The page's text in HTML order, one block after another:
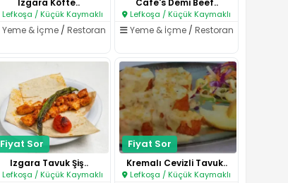
Izgara Köfte..
Lefkoşa / Küçük Kaymaklı
Yeme & İçme/ Restoran
Cafe's Demi Beef..
Lefkoşa / Küçük Kaymaklı
Yeme & İçme/ Restoran
Fiyat Sor
Izgara Tavuk Şiş..
Lefkoşa / Küçük Kaymaklı
Fiyat Sor
Kremalı Cevizli Tavuk..
Lefkoşa / Küçük Kaymaklı